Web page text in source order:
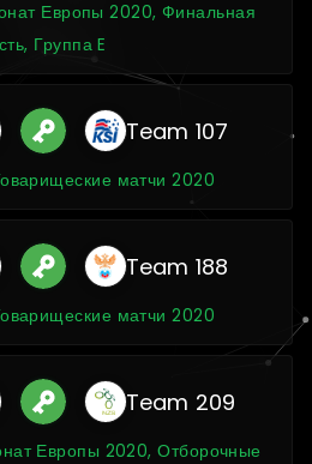
Европы 2020, Финальная
Группа E
Team 107
матчи 2020
Team 188
матчи 2020
Team 209
Европы 2020, Отборочные